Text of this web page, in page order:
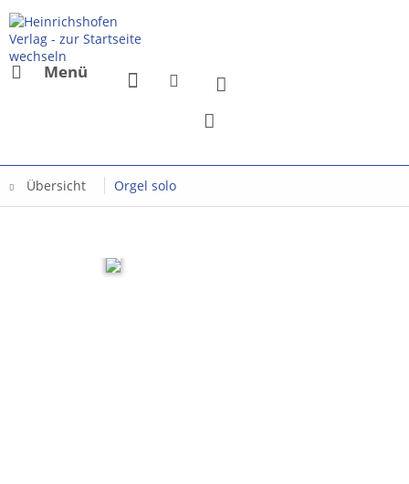
Menü
Übersicht Orgel solo